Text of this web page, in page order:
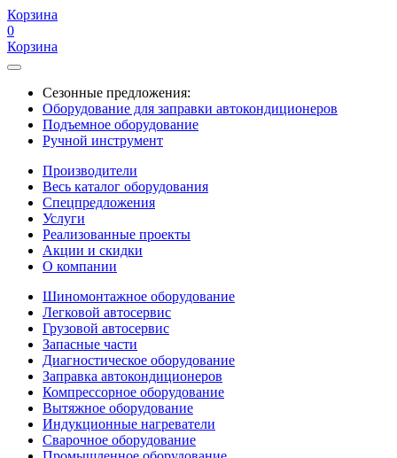
Корзина
0
Корзина
Сезонные предложения:
Оборудование для заправки автокондиционеров
Подъемное оборудование
Ручной инструмент
Производители
Весь каталог оборудования
Спецпредложения
Услуги
Реализованные проекты
Акции и скидки
О компании
Шиномонтажное оборудование
Легковой автосервис
Грузовой автосервис
Запасные части
Диагностическое оборудование
Заправка автокондиционеров
Компрессорное оборудование
Вытяжное оборудование
Индукционные нагреватели
Сварочное оборудование